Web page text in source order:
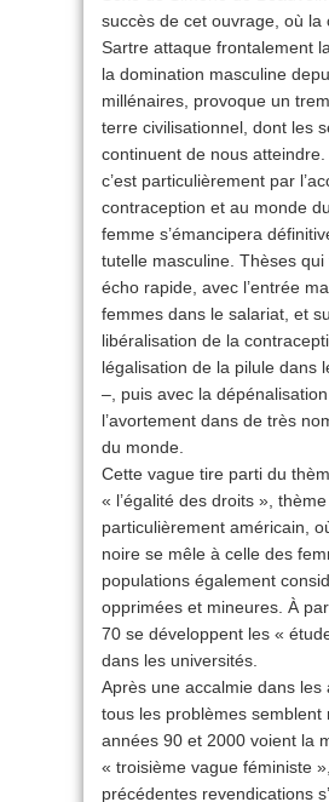
succès de cet ouvrage, où la
Sartre attaque frontalement
la domination masculine
millénaires, provoque un
terre civilisationnel, dont les
continuent de nous atteindre.
c’est particulièrement par
contraception et au monde
femme s’émancipera
tutelle masculine. Thèses
écho rapide, avec l’entrée
femmes dans le salariat, et
libéralisation de la
légalisation de la pilule dans
–, puis avec la
l’avortement dans de très
du monde.
Cette vague tire parti du
« l’égalité des droits », thème
particulièrement américain,
noire se mêle à celle des
populations également
opprimées et mineures. À
70 se développent les «
dans les universités.
Après une accalmie dans les
tous les problèmes semblent
années 90 et 2000 voient la
« troisième vague féministe
précédentes revendications